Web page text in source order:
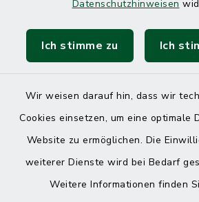
Datenschutzhinweisen
Ich stimme zu Ich
Wir weisen darauf hin, dass wir
Cookies einsetzen, um eine optimale
Website zu ermöglichen. Die
weiterer Dienste wird bei Bedarf
Weitere Informationen finden
Barrierefreiheit